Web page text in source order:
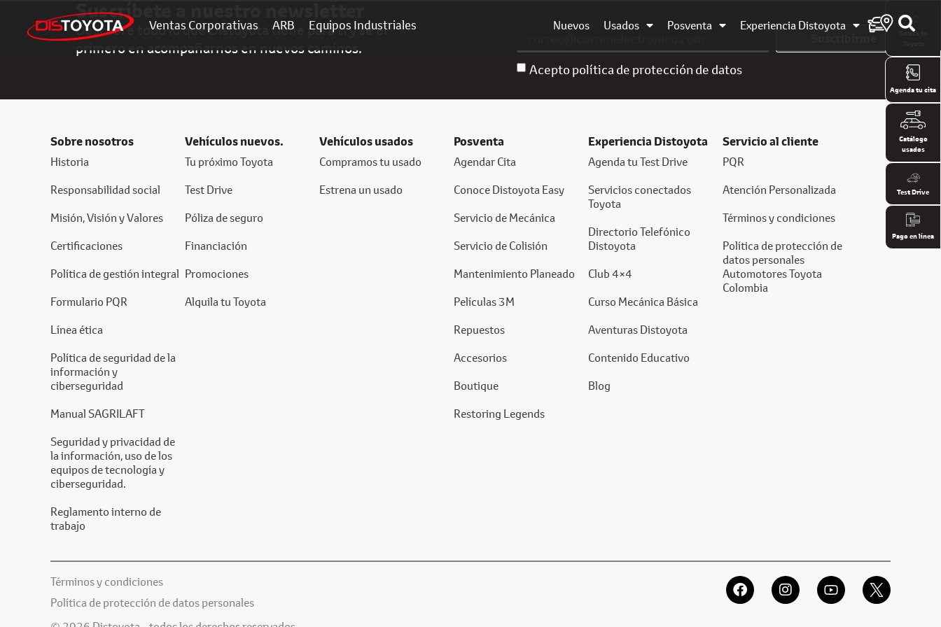
Ventas Corporativas ARB Equipos Industriales Nuevos Usados Posventa Experiencia Distoyota
Suscríbete a nuestro newsletter
Descubre todo lo que Distoyota tiene para ti y sé el
primero en acompañarnos en nuevos caminos.
Acepto política de protección de datos
Suscribirme
Sobre nosotros
Historia
Responsabilidad social
Misión, Visión y Valores
Certificaciones
Política de gestión integral
Formulario PQR
Línea ética
Política de seguridad de la
información y
ciberseguridad
Manual SAGRILAFT
Seguridad y privacidad de
la información, uso de los
equipos de tecnología y
ciberseguridad.
Reglamento interno de
trabajo
Vehículos nuevos.
Tu próximo Toyota
Test Drive
Póliza de seguro
Financiación
Promociones
Alquila tu Toyota
Vehículos usados
Compramos tu usado
Estrena un usado
Posventa
Agendar Cita
Conoce Distoyota Easy
Servicio de Mecánica
Servicio de Colisión
Mantenimiento Planeado
Películas 3M
Repuestos
Accesorios
Boutique
Restoring Legends
Experiencia Distoyota
Agenda tu Test Drive
Servicios conectados
Toyota
Directorio Telefónico
Distoyota
Club 4×4
Curso Mecánica Básica
Aventuras Distoyota
Contenido Educativo
Blog
Servicio al cliente
PQR
Atención Personalizada
Términos y condiciones
Política de protección de
datos personales
Automotores Toyota
Colombia
Términos y condiciones
Política de protección de datos personales
Cotiza tu
Agenda tu cita
Catálogo
usados
Test Drive
Pago en línea